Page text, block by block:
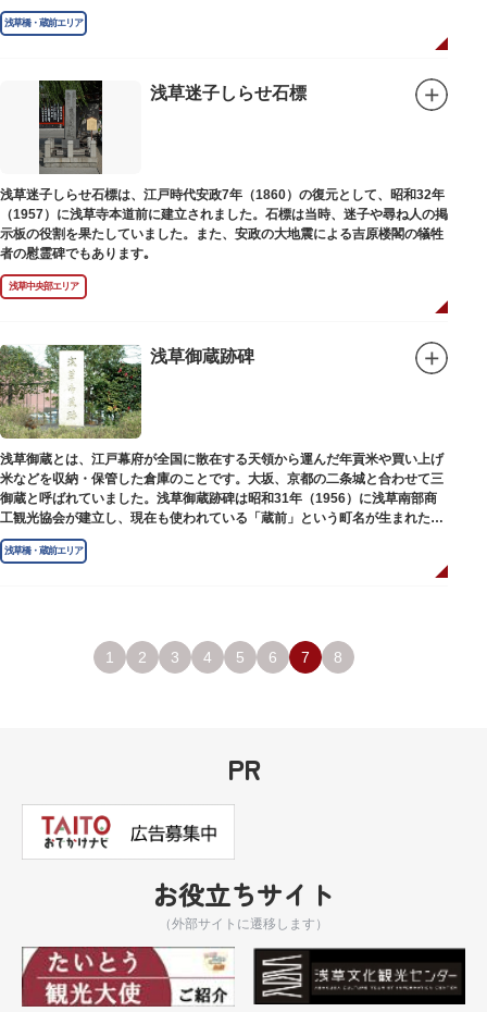
庫」の朱印が押されています。
浅草橋・蔵前エリア
浅草迷子しらせ石標
浅草迷子しらせ石標は、江戸時代安政7年（1860）の復元として、昭和32年
（1957）に浅草寺本道前に建立されました。石標は当時、迷子や尋ね人の掲
示板の役割を果たしていました。また、安政の大地震による吉原楼閣の犠牲
者の慰霊碑でもあります｡
浅草中央部エリア
浅草御蔵跡碑
浅草御蔵とは、江戸幕府が全国に散在する天領から運んだ年貢米や買い上げ
米などを収納・保管した倉庫のことです。大坂、京都の二条城と合わせて三
御蔵と呼ばれていました。浅草御蔵跡碑は昭和31年（1956）に浅草南部商
工観光協会が建立し、現在も使われている「蔵前」という町名が生まれたの
は昭和9年（1934）のことです。
浅草橋・蔵前エリア
1 2 3 4 5 6 7 8
PR
お役立ちサイト
（外部サイトに遷移します）